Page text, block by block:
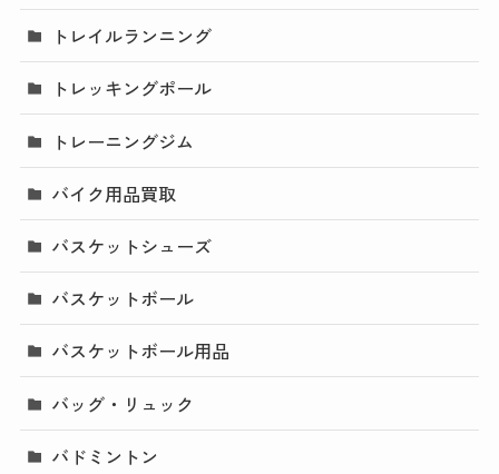
トレイルランニング
トレッキングポール
トレーニングジム
バイク用品買取
バスケットシューズ
バスケットボール
バスケットボール用品
バッグ・リュック
バドミントン